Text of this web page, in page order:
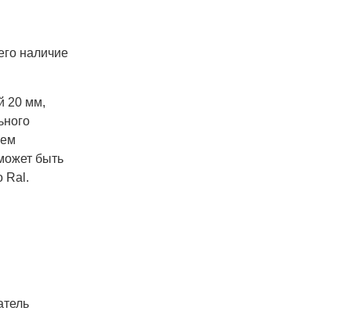
наличие
20 мм,
быть
Ral.